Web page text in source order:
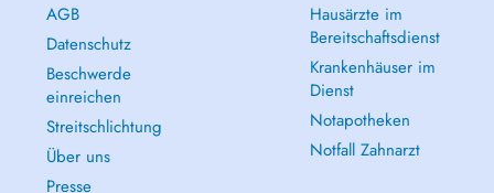
AGB
Datenschutz
Beschwerde
einreichen
Streitschlichtung
Über uns
Presse
Hausärzte im
Bereitschaftsdienst
Krankenhäuser im
Dienst
Notapotheken
Notfall Zahnarzt